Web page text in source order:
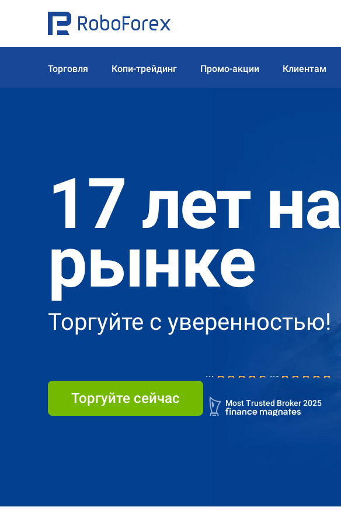
Торговля Копи-трейдинг Промо-акции Клиентам
17 лет на
рынке
Торгуйте с уверенностью!
Торгуйте сейчас